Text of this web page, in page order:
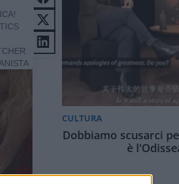
CULTURA
Dobbiamo scusarci
è